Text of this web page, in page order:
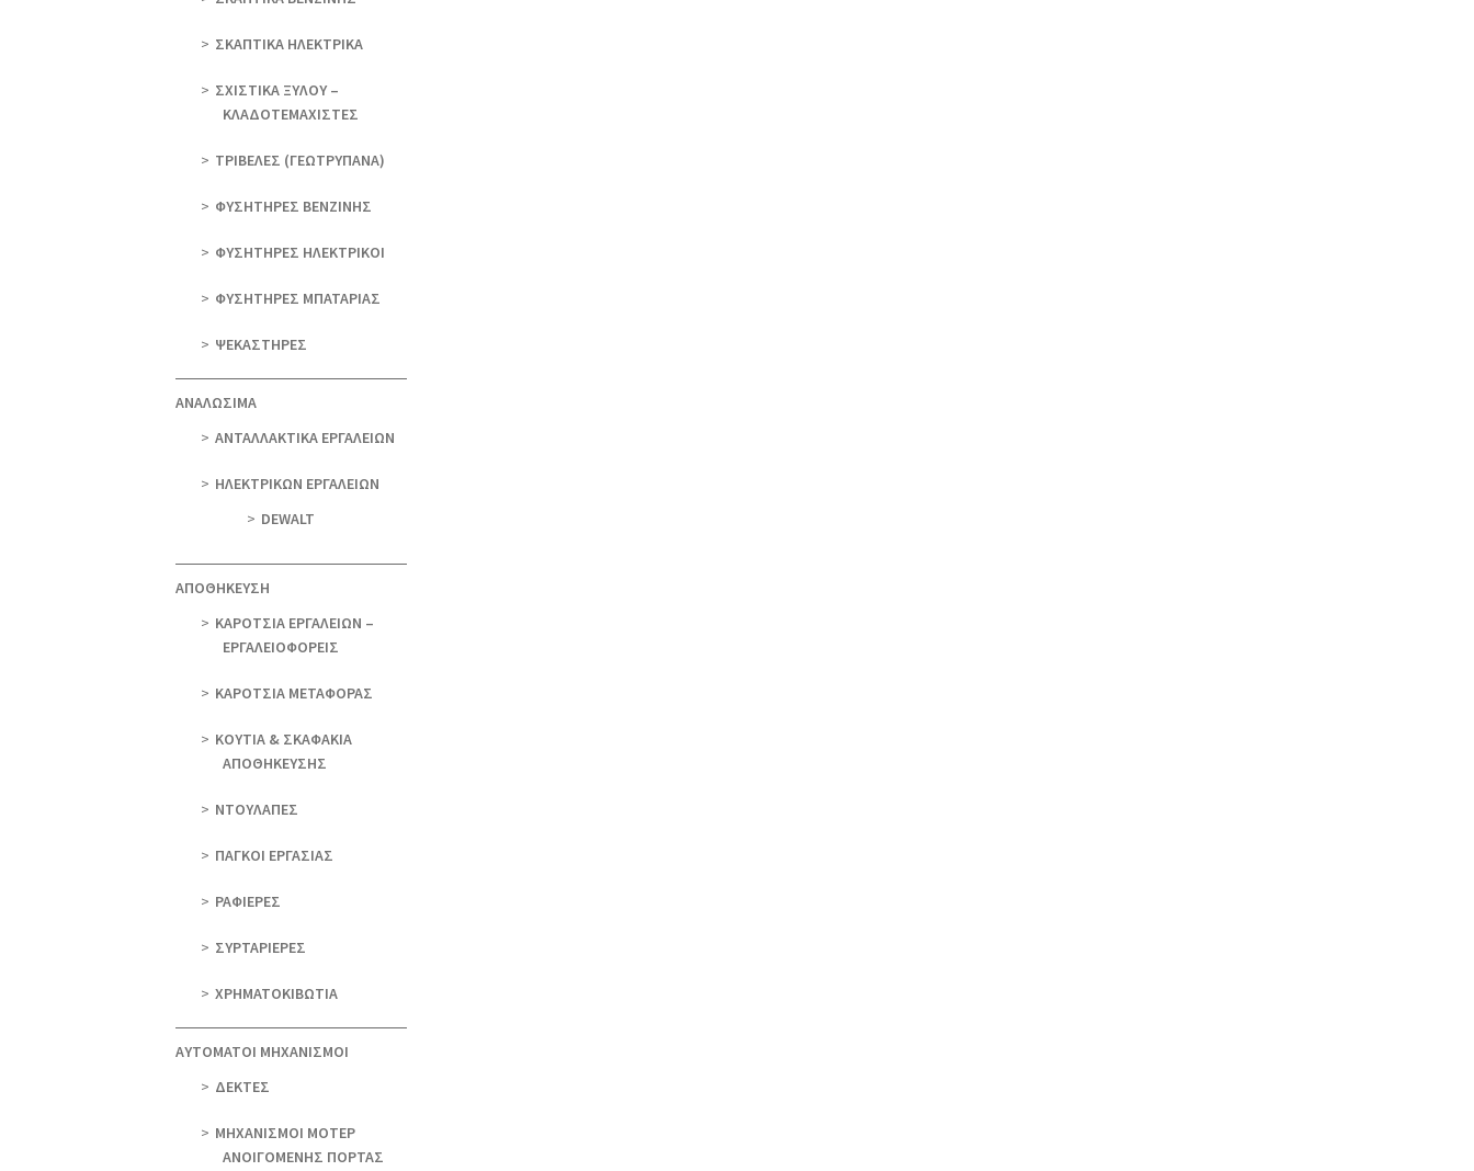
ΣΚΑΠΤΙΚΑ ΗΛΕΚΤΡΙΚΑ
ΣΧΙΣΤΙΚΑ ΞΥΛΟΥ –
ΚΛΑΔΟΤΕΜΑΧΙΣΤΕΣ
ΤΡΙΒΕΛΕΣ (ΓΕΩΤΡΎΠΑΝΑ)
ΦΥΣΗΤΗΡΕΣ ΒΕΝΖΙΝΗΣ
ΦΥΣΗΤΗΡΕΣ ΗΛΕΚΤΡΙΚΟΙ
ΦΥΣΗΤΗΡΕΣ ΜΠΑΤΑΡΙΑΣ
ΨΕΚΑΣΤΗΡΕΣ
ΑΝΑΛΩΣΙΜΑ
ΑΝΤΑΛΛΑΚΤΙΚΑ ΕΡΓΑΛΕΙΩΝ
ΗΛΕΚΤΡΙΚΩΝ ΕΡΓΑΛΕΙΩΝ
DEWALT
ΑΠΟΘΗΚΕΥΣΗ
ΚΑΡΟΤΣΙΑ ΕΡΓΑΛΕΙΩΝ –
ΕΡΓΑΛΕΙΟΦΟΡΕΙΣ
ΚΑΡΟΤΣΙΑ ΜΕΤΑΦΟΡΑΣ
ΚΟΥΤΙΑ & ΣΚΑΦΑΚΙΑ
ΑΠΟΘΗΚΕΥΣΗΣ
ΝΤΟΥΛΑΠΕΣ
ΠΑΓΚΟΙ ΕΡΓΑΣΙΑΣ
ΡΑΦΙΕΡΕΣ
ΣΥΡΤΑΡΙΕΡΕΣ
ΧΡΗΜΑΤΟΚΙΒΩΤΙΑ
ΑΥΤΟΜΑΤΟΙ ΜΗΧΑΝΙΣΜΟΙ
ΔΕΚΤΕΣ
ΜΗΧΑΝΙΣΜΟΙ ΜΟΤΕΡ
ΑΝΟΙΓΟΜΕΝΗΣ ΠΟΡΤΑΣ